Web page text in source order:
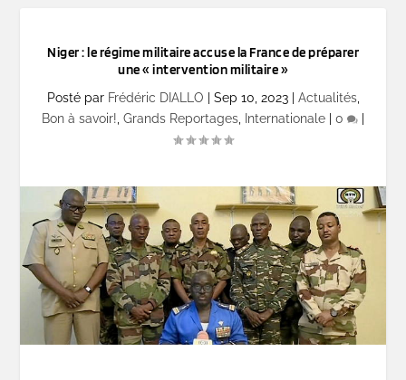
Niger : le régime militaire accuse la France de préparer
une « intervention militaire »
Posté par Frédéric DIALLO Sep 10, 2023| Actualités,
Bon à savoir! Grands Reportages Internationale 0